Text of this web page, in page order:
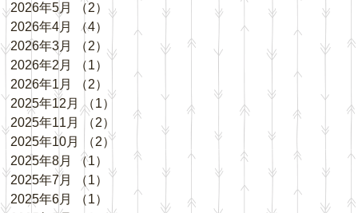
2026年5月
（2） 2件の記事
2026年4月
（4）
2026年3月
（2）
2件の記事
2026年2月
（1）
2026年1月
（2）
2025年12月 （1）
1件の記事
2025年11月
（2）
2件の記事
2025年10月
（2）
2025年8月
（1）
1件の記事
2025年7月
（1）
1件の記事
2025年6月
（1）
1件の記事